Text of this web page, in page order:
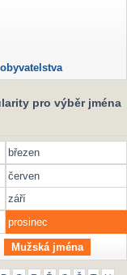
pro výběr jména
březen
červen
září
prosinec
Mužská jména